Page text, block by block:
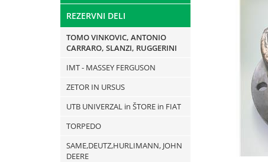
REZERVNI DELI
TOMO VINKOVIC, ANTONIO
CARRARO, SLANZI, RUGGERINI
IMT - MASSEY FERGUSON
ZETOR IN URSUS
UTB UNIVERZAL in ŠTORE in FIAT
TORPEDO
SAME,DEUTZ,HURLIMANN, JOHN
DEERE